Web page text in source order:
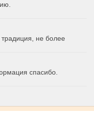
не более
спасибо.